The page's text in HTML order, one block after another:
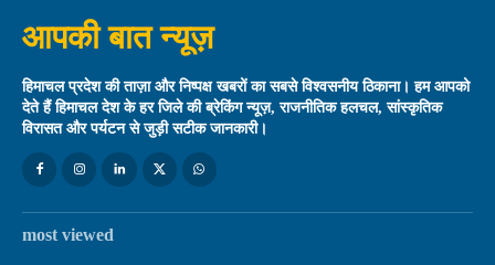
आपकी बात न्यूज़
हिमाचल प्रदेश की ताज़ा और निष्पक्ष खबरों का सबसे विश्वसनीय ठिकाना। हम आपको
देते हैं हिमाचल देश के हर जिले की ब्रेकिंग न्यूज़, राजनीतिक हलचल, सांस्कृतिक
विरासत और पर्यटन से जुड़ी सटीक जानकारी।
most viewed